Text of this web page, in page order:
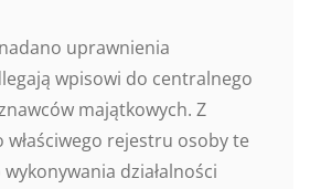
uprawnienia
wpisowi do centralnego
majątkowych. Z
rejestru osoby te
działalności